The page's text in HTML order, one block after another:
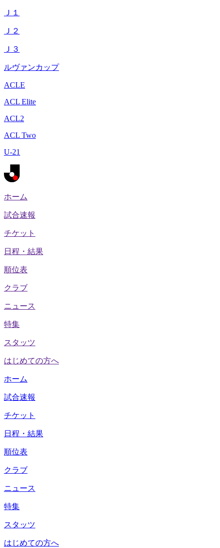
Ｊ１
Ｊ２
Ｊ３
ルヴァンカップ
ACLE
ACL Elite
ACL2
ACL Two
U-21
ホーム
試合速報
チケット
日程・結果
順位表
クラブ
ニュース
特集
スタッツ
はじめての方へ
ホーム
試合速報
チケット
日程・結果
順位表
クラブ
ニュース
特集
スタッツ
はじめての方へ